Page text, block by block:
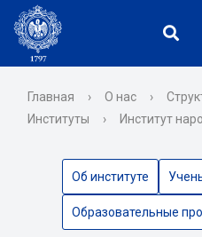
Главная › О нас ›
Институты
› Институт
Об институте
Образовательные